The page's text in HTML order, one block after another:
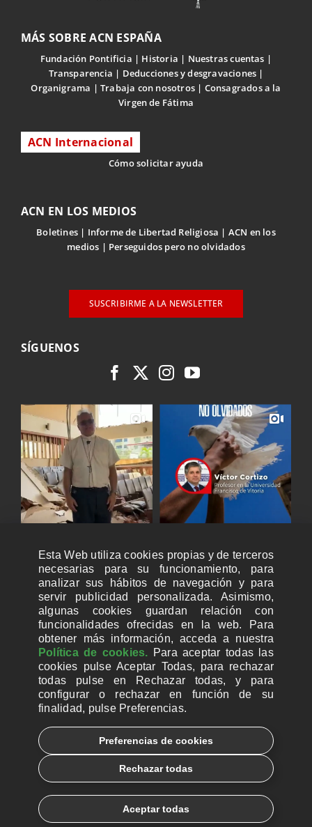
MÁS SOBRE ACN ESPAÑA
Fundación Pontificia Historia
Nuestras cuentas
Transparencia
Deducciones y desgravaciones
Organigrama
Trabaja con nosotros
Consagrados a la
Virgen de Fátima
ACN Internacional
Cómo solicitar ayuda
ACN EN LOS MEDIOS
Boletines Informe de Libertad Religiosa
ACN en los
medios
Perseguidos pero no olvidados
SUSCRIBIRME A LA NEWSLETTER
SÍGUENOS
CUENTAS BANCARIAS PARA DONAR
Galego
Español
Esta Web utiliza cookies propias y de terceros
necesarias para su funcionamiento, para
analizar sus hábitos de navegación y para
servir publicidad personalizada. Asimismo,
algunas cookies guardan relación con
funcionalidades ofrecidas en la web. Para
obtener más información, acceda a nuestra
Política de cookies. Para aceptar todas las
cookies pulse Aceptar Todas, para rechazar
todas pulse en Rechazar todas, y para
configurar o rechazar en función de su
finalidad, pulse Preferencias.
Preferencias de cookies
Rechazar todas
Aceptar todas